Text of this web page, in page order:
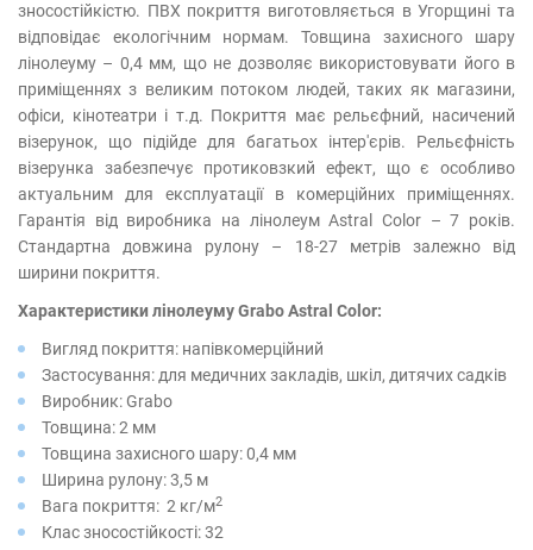
зносостійкістю. ПВХ покриття виготовляється в Угорщині та
відповідає екологічним нормам. Товщина захисного шару
лінолеуму – 0,4 мм, що не дозволяє використовувати його в
приміщеннях з великим потоком людей, таких як магазини,
офіси, кінотеатри і т.д. Покриття має рельєфний, насичений
візерунок, що підійде для багатьох інтер'єрів. Рельєфність
візерунка забезпечує протиковзкий ефект, що є особливо
актуальним для експлуатації в комерційних приміщеннях.
Гарантія від виробника на лінолеум Astral Color – 7 років.
Стандартна довжина рулону – 18-27 метрів залежно від
ширини покриття.
Характеристики лінолеуму Grabo Astral Color:
Вигляд покриття: напівкомерційний
Застосування: для медичних закладів, шкіл, дитячих садків
Виробник: Grabo
Товщина: 2 мм
Товщина захисного шару: 0,4 мм
Ширина рулону: 3,5 м
Вага покриття: 2 кг/м2
Клас зносостійкості: 32